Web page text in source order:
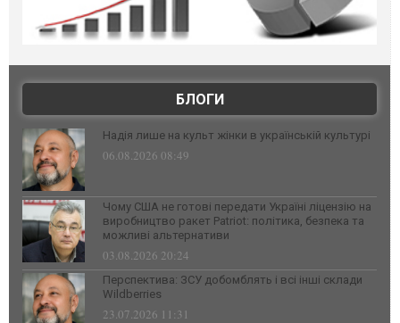
БЛОГИ
Надія лише на культ жінки в українській культурі
06.08.2026 08:49
Чому США не готові передати Україні ліцензію на
виробництво ракет Patriot: політика, безпека та
можливі альтернативи
03.08.2026 20:24
Перспектива: ЗСУ добомблять і всі інші склади
Wildberries
23.07.2026 11:31